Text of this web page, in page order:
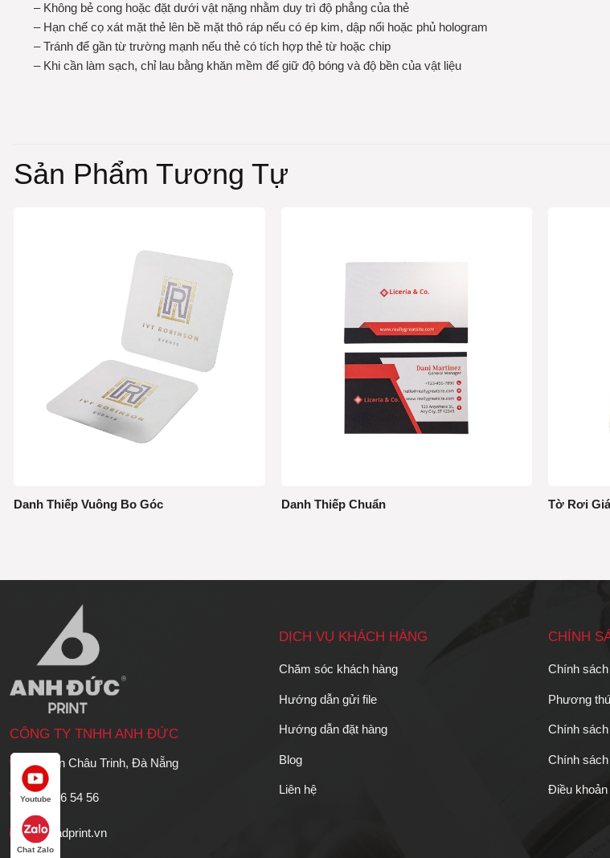
– Không bẻ cong hoặc đặt dưới vật nặng nhằm duy trì độ phẳng của thẻ
– Hạn chế cọ xát mặt thẻ lên bề mặt thô ráp nếu có ép kim, dập nổi hoặc phủ hologram
– Tránh để gần từ trường mạnh nếu thẻ có tích hợp thẻ từ hoặc chip
– Khi cần làm sạch, chỉ lau bằng khăn mềm để giữ độ bóng và độ bền của vật liệu
Sản Phẩm Tương Tự
Danh Thiếp Vuông Bo Góc Danh Thiếp Chuẩn Tờ Rơi
CÔNG TY TNHH ANH ĐỨC
36 Phan Châu Trinh, Đà Nẵng
0766 56 54 56
info@adprint.vn
DỊCH VỤ KHÁCH HÀNG
Chăm sóc khách hàng
Hướng dẫn gửi file
Hướng dẫn đặt hàng
Blog
Liên hệ
CHÍNH
Chính
Phương
Chính
Chính
Điều
Youtube
Chat Zalo